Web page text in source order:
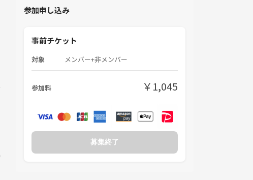
参加申し込み
事前チケット
対象 メンバー+非メンバー
参加料 ￥1,045
募集終了